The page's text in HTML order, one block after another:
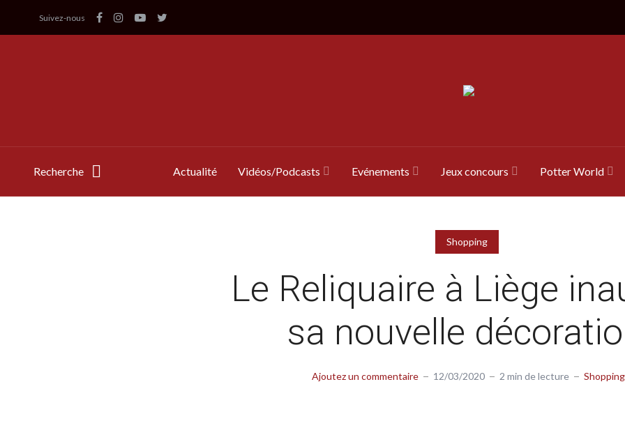
Suivez-nous
Recherche Actualité Vidéos/Podcasts Evénements Jeux concours Potter World
Shopping
Le Reliquaire à Liège
sa nouvelle
Ajoutez un commentaire 12/03/2020 2 min de lecture Shopping